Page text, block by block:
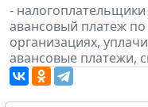
- налогоплательщики
авансовый платеж по
организациях,
авансовые платежи,